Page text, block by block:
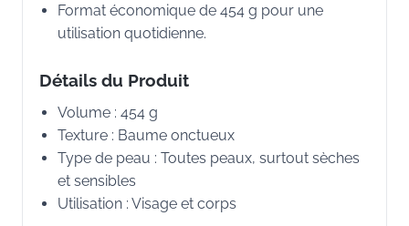
Format économique de 454 g pour une
utilisation quotidienne.
Détails du Produit
Volume : 454 g
Texture : Baume onctueux
Type de peau : Toutes peaux, surtout sèches
et sensibles
Utilisation : Visage et corps